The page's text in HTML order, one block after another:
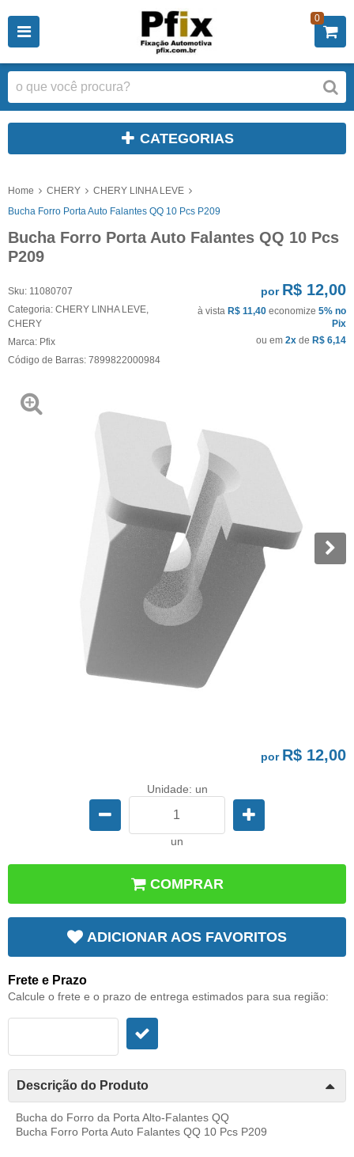
0
CATEGORIAS
Home CHERY
CHERY LINHA LEVE
Bucha Forro Porta Auto Falantes QQ 10 Pcs P209
Bucha Forro Porta Auto Falantes QQ 10 Pcs
P209
Sku: 11080707
Categoria: CHERY LINHA LEVE
CHERY
Marca: Pfix
Código de Barras: 7899822000984
por R$ 12,00
à vista R$ 11,40 economize 5% no
Pix
ou em 2x de R$ 6,14
por R$ 12,00
Unidade: un
un
COMPRAR
ADICIONAR AOS FAVORITOS
Frete e Prazo
Calcule o frete e o prazo de entrega estimados para sua região:
Descrição do Produto
Bucha do Forro da Porta Alto-Falantes QQ
Bucha Forro Porta Auto Falantes QQ 10 Pcs P209